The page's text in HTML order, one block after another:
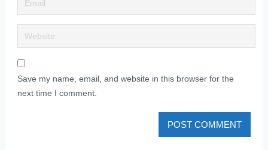
Save my name, email, and website in this browser for the
next time I comment.